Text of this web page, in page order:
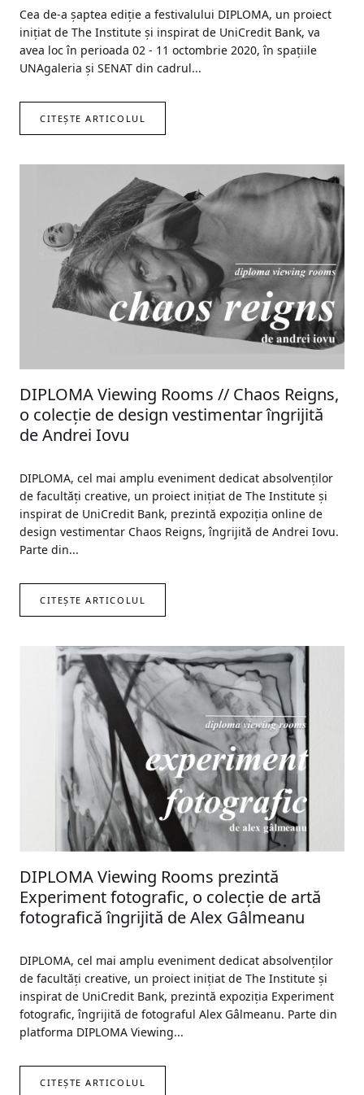
Cea de-a șaptea ediție a festivalului DIPLOMA, un proiect
inițiat de The Institute și inspirat de UniCredit Bank, va
avea loc în perioada 02 - 11 octombrie 2020, în spațiile
UNAgaleria și SENAT din cadrul...
CITEȘTE ARTICOLUL
DIPLOMA Viewing Rooms // Chaos Reigns,
o colecție de design vestimentar îngrijită
de Andrei Iovu
DIPLOMA, cel mai amplu eveniment dedicat absolvenților
de facultăți creative, un proiect inițiat de The Institute și
inspirat de UniCredit Bank, prezintă expoziția online de
design vestimentar Chaos Reigns, îngrijită de Andrei Iovu.
Parte din...
CITEȘTE ARTICOLUL
DIPLOMA Viewing Rooms prezintă
Experiment fotografic, o colecție de artă
fotografică îngrijită de Alex Gâlmeanu
DIPLOMA, cel mai amplu eveniment dedicat absolvenților
de facultăți creative, un proiect inițiat de The Institute și
inspirat de UniCredit Bank, prezintă expoziția Experiment
fotografic, îngrijită de fotograful Alex Gâlmeanu. Parte din
platforma DIPLOMA Viewing...
CITEȘTE ARTICOLUL